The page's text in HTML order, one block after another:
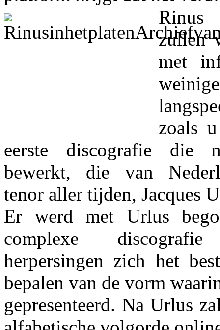
zullen
met
zoals
eerste discografie die
bewerkt, die van
tenor aller tijden, Jacques
Er werd met Urlus
complexe
herpersingen zich het
bepalen van de vorm
gepresenteerd. Na Urlus